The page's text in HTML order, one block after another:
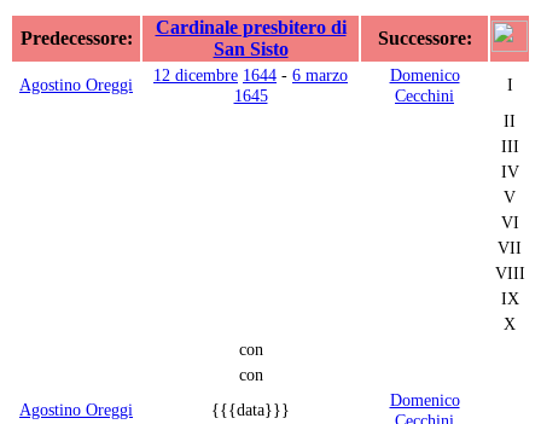
Predecessore:
Cardinale presbitero di
San Sisto
Successore:
Agostino Oreggi 12 dicembre 1644 - 6 marzo
1645
Domenico
Cecchini
I
II
III
IV
V
VI
VII
VIII
IX
X
con
con
Agostino Oreggi
{{{data}}}
Domenico
Cecchini